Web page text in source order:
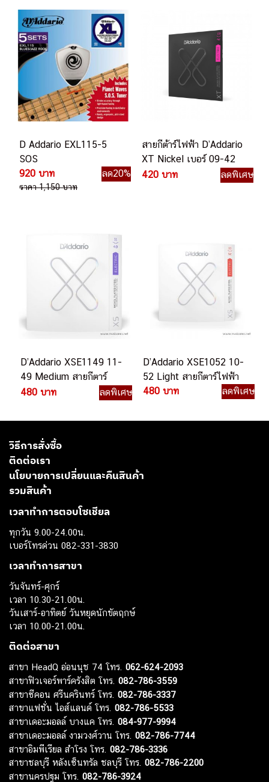
D Addario EXL115-5
SOS
920 บาท
ลด20%
ราคา 1,150 บาท
สายกีต้าร์ไฟฟ้า D’Addario
XT Nickel เบอร์ 09-42
Super Light (XTE0942)
420 บาท ลดพิเศษ
D’Addario XSE1149 11-
49 Medium สายกีตาร์
ไฟฟ้า
480 บาท ลดพิเศษ
D’Addario XSE1052 10-
52 Light สายกีตาร์ไฟฟ้า
480 บาท
ลดพิเศษ
วิธีการสั่งซื้อ
ติดต่อเรา
นโยบายการเปลี่ยนและคืนสินค้า
รวมสินค้า
เวลาทำการตอบโซเชียล
ทุกวัน 9.00-24.00น.
เบอร์โทรด่วน 082-331-3830
เวลาทำการสาขา
วันจันทร์-ศุกร์
เวลา 10.30-21.00น.
วันเสาร์-อาทิตย์ วันหยุดนักขัตฤกษ์
เวลา 10.00-21.00น.
ติดต่อสาขา
สาขา HeadQ อ่อนนุช 74 โทร. 062-624-2093
สาขาฟิวเจอร์พาร์ครังสิต โทร. 082-786-3559
สาขาซีคอน ศรีนครินทร์ โทร. 082-786-3337
สาขาแฟชั่น ไอส์แลนด์ โทร. 082-786-5533
สาขาเดอะมอลล์ บางแค โทร. 084-977-9994
สาขาเดอะมอลล์ งามวงศ์วาน โทร. 082-786-7744
สาขาอิมพีเรียล สำโรง โทร. 082-786-3336
สาขาชลบุรี หลังเซ็นทรัล ชลบุรี โทร. 082-786-2200
สาขานครปฐม โทร. 082-786-3924